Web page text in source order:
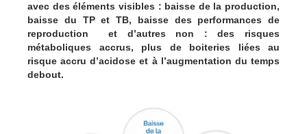
avec des éléments visibles : baisse de la production,
baisse du TP et TB, baisse des performances de
reproduction et d’autres non : des risques
métaboliques accrus, plus de boiteries liées au
risque accru d’acidose et à l’augmentation du temps
debout.